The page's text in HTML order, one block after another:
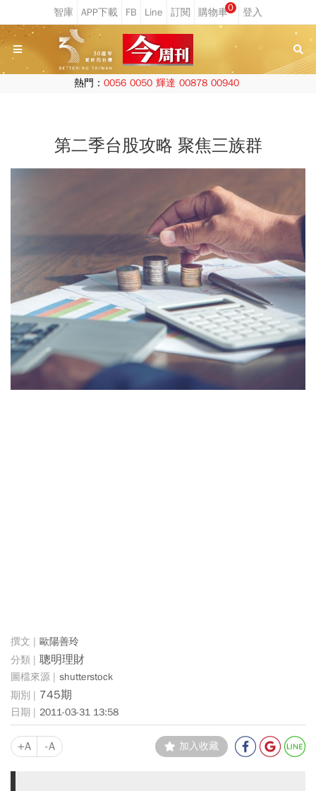
0
熱門： 0056 0050 輝達 00878 00940
第二季台股攻略 聚焦三族群
歐陽善玲
聰明理財
shutterstock
745期
2011-03-31 13:58
+A -A 加入收藏